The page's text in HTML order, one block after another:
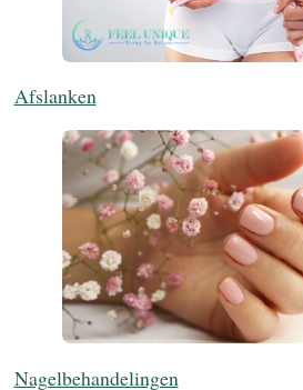
Afslanken
Nagelbehandelingen